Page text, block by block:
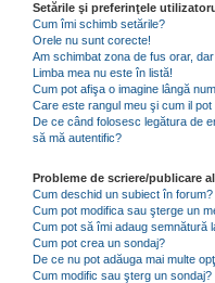
Setările şi preferinţele
Cum îmi schimb setările?
Orele nu sunt corecte!
Am schimbat zona de fus orar,
Limba mea nu este în listă!
Cum pot afişa o imagine lângă
Care este rangul meu şi cum il pot
De ce când folosesc legătura de
să mă autentific?
Probleme de scriere/publicare
Cum deschid un subiect în forum?
Cum pot modifica sau şterge un
Cum pot să îmi adaug semnătură
Cum pot crea un sondaj?
De ce nu pot adăuga mai multe
Cum modific sau şterg un sondaj?